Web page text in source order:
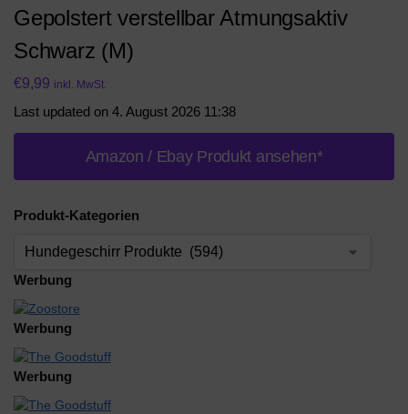
Gepolstert verstellbar Atmungsaktiv
Schwarz (M)
€9,99 inkl. MwSt.
Last updated on 4. August 2026 11:38
Amazon / Ebay Produkt ansehen*
Produkt-Kategorien
Werbung
Werbung
Werbung